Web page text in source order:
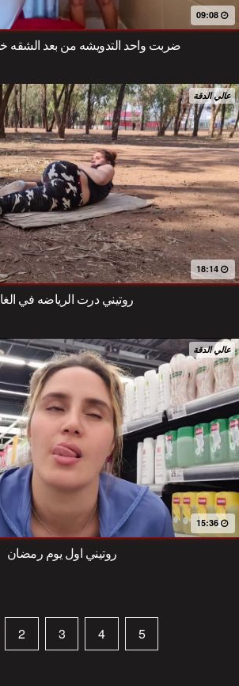
09:08
ضربت واحد التدويشه من بعد الشقه
عالي الدقة
18:14
روتيني درت الرياضه في
عالي الدقة
15:36
روتيني اول يوم رمضان
2 3 4 5